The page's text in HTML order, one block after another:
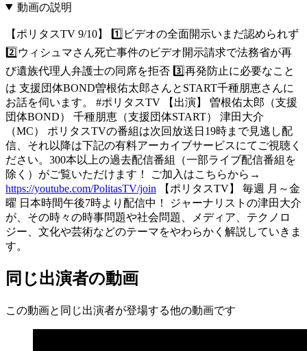
動画の説明
【ポリタスTV 9/10】 1️⃣ビデオの全面開示いまだ認められず
2️⃣ウィシュマさん死亡事件のビデオ開示請求で法務省が再
び遺族代理人弁護士の同席を拒否 3️⃣再発防止に必要なこと
は 支援団体BOND曽根佑太郎さんとSTART千種朋恵さんに
お話を伺います。 #ポリタスTV 【出演】 曽根佑太郎（支援
団体BOND） 千種朋恵（支援団体START） 津田大介
（MC） ポリタスTVの番組は次回放送日19時まで見逃し配
信、それ以降は下記の有料アーカイブサービスにてご視聴く
ださい。300本以上の過去配信番組（一部ライブ配信番組を
除く）がご覧いただけます！ ご加入はこちらから→
https://youtube.com/PolitasTV/join 【ポリタスTV】 毎週 月～金
曜 日本時間午後7時より配信中！ ジャーナリストの津田大介
が、その時々の時事問題や社会問題、メディア、テクノロ
ジー、文化や芸術などのテーマをやわらかく解説していきま
す。
同じ出演者の動画
この動画と同じ出演者が登場する他の動画です